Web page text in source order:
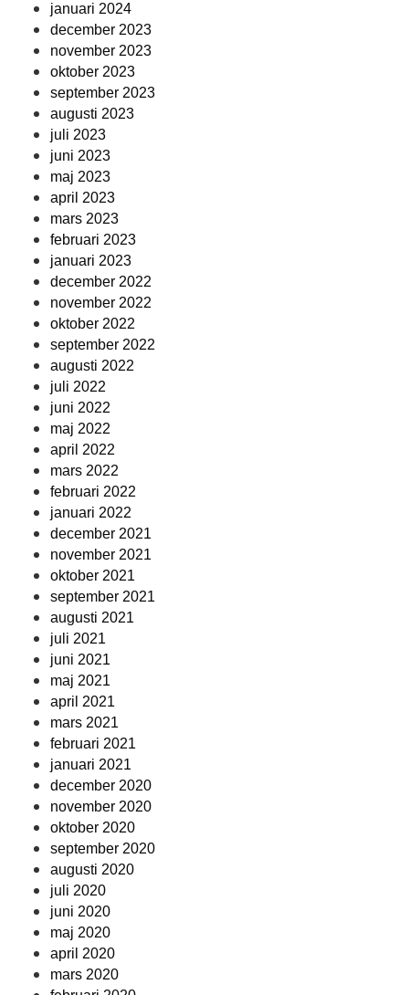
januari 2024
december 2023
november 2023
oktober 2023
september 2023
augusti 2023
juli 2023
juni 2023
maj 2023
april 2023
mars 2023
februari 2023
januari 2023
december 2022
november 2022
oktober 2022
september 2022
augusti 2022
juli 2022
juni 2022
maj 2022
april 2022
mars 2022
februari 2022
januari 2022
december 2021
november 2021
oktober 2021
september 2021
augusti 2021
juli 2021
juni 2021
maj 2021
april 2021
mars 2021
februari 2021
januari 2021
december 2020
november 2020
oktober 2020
september 2020
augusti 2020
juli 2020
juni 2020
maj 2020
april 2020
mars 2020